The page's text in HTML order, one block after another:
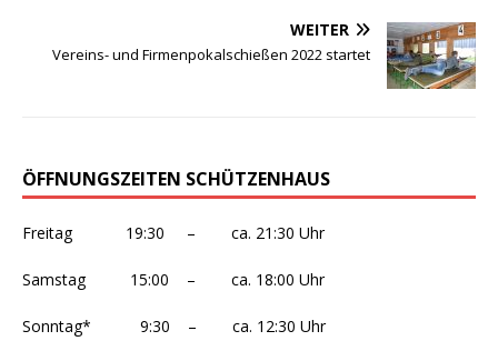
WEITER
Vereins- und Firmenpokalschießen 2022 startet
ÖFFNUNGSZEITEN SCHÜTZENHAUS
Freitag 19:30 – ca. 21:30 Uhr
Samstag 15:00 – ca. 18:00 Uhr
Sonntag* 9:30 – ca. 12:30 Uhr